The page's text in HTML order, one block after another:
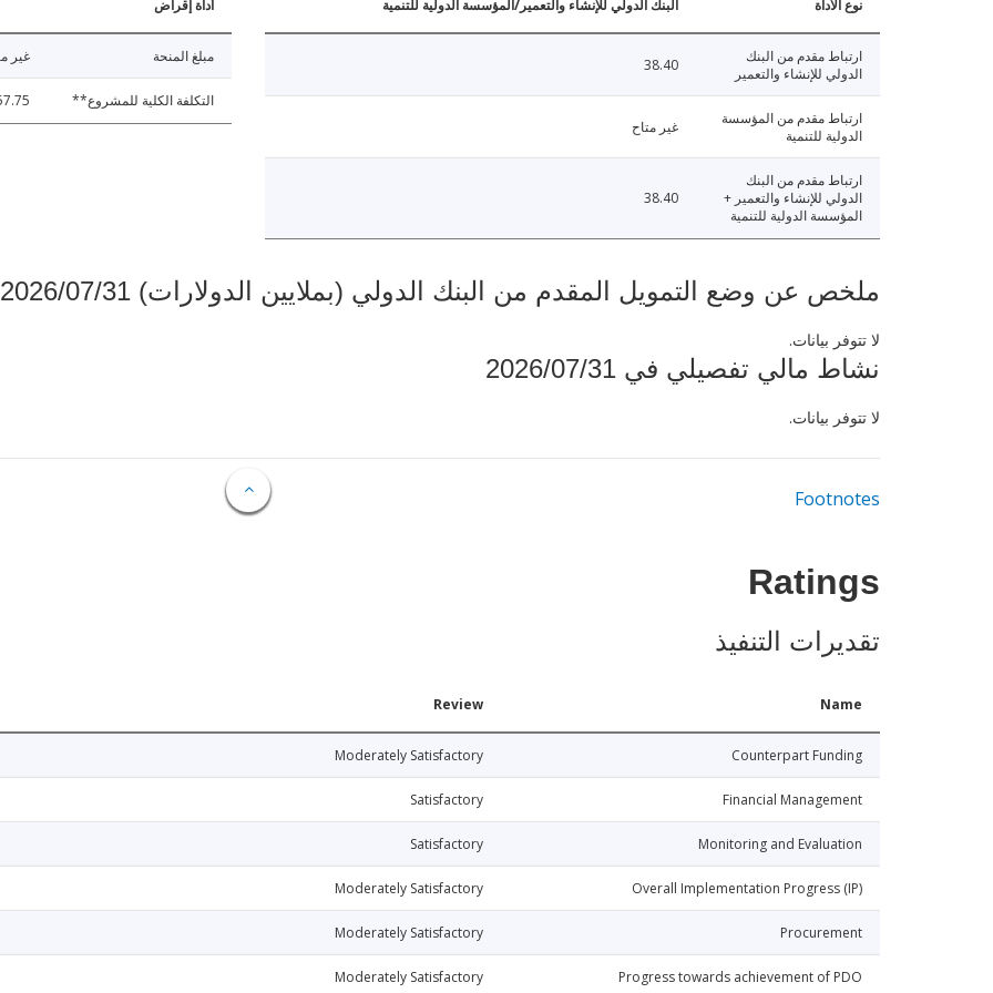
نوع الأداة البنك الدولي للإنشاء والتعمير/المؤسسة الدولية للتنمية
ارتباط مقدم من البنك
الدولي للإنشاء والتعمير
38.40
ارتباط مقدم من المؤسسة
الدولية للتنمية
غير متاح
ارتباط مقدم من البنك
الدولي للإنشاء والتعمير +
المؤسسة الدولية للتنمية
38.40
أداة إقراض
مبلغ المنحة غير
التكلفة الكلية للمشروع**
ملخص عن وضع التمويل المقدم من البنك الدولي (بملايين الدولارات) 2026/07/31
لا تتوفر بيانات.
نشاط مالي تفصيلي في 2026/07/31
لا تتوفر بيانات.
Footnotes
Ratings
تقديرات التنفيذ
Name
Review
Counterpart Funding
Moderately Satisfactory
Financial Management
Satisfactory
Monitoring and Evaluation
Satisfactory
Overall Implementation Progress (IP)
Moderately Satisfactory
Procurement
Moderately Satisfactory
Progress towards achievement of PDO
Moderately Satisfactory